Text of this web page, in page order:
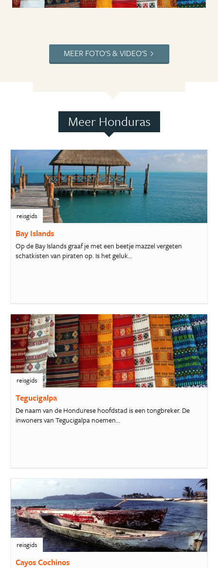
MEER FOTO'S & VIDEO'S
Meer Honduras
reisgids
Bay Islands
Op de Bay Islands graaf je met een beetje mazzel vergeten
schatkisten van piraten op. Is het geluk...
reisgids
Tegucigalpa
De naam van de Hondurese hoofdstad is een tongbreker. De
inwoners van Tegucigalpa noemen...
reisgids
Cayos Cochinos